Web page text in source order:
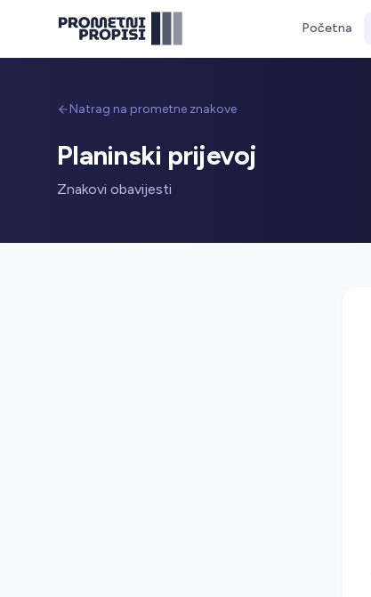
Početna
Natrag na prometne znakove
Planinski prijevoj
Znakovi obavijesti